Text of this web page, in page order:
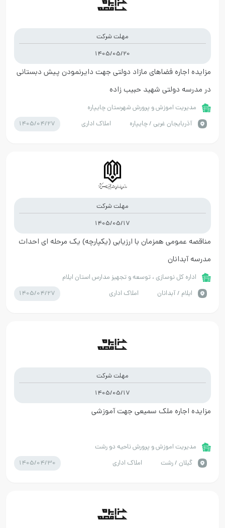
مهلت شرکت
1405/05/20
مزایده اجاره فضاهای مازاد دولتی جهت دایرنمودن پیش دبستانی
در مدرسه دولتی شهید حبیب زاده
مدیریت اموزش و پرورش شهرستان چایپاره
آذربايجان غربي / چایپاره
املاک اداری 1405/04/27
مهلت شرکت
1405/05/17
مناقصه عمومی همزمان با ارزیابی (یکپارچه) یک مرحله ای احداث
مدرسه آبدانان
اداره کل نوسازی ، توسعه و تجهیز مدارس استان ایلام
ايلام / آبدانان
املاک اداری 1405/04/27
مهلت شرکت
1405/05/17
مزایده اجاره ملک سمیعی جهت آموزشی
مدیریت اموزش و پرورش ناحیه دو رشت
گيلان / رشت
املاک اداری 1405/04/30